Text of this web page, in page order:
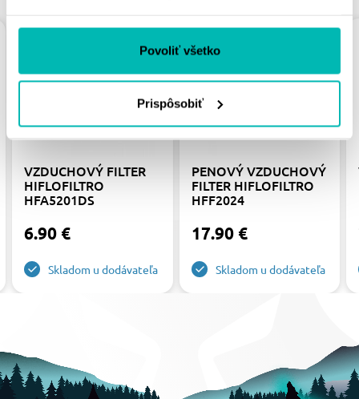
Povoliť všetko
Prispôsobiť
VZDUCHOVÝ FILTER
HIFLOFILTRO
HFA5201DS
6.90 €
Skladom u dodávateľa
PENOVÝ VZDUCHOVÝ
FILTER HIFLOFILTRO
HFF2024
17.90 €
Skladom u dodávateľa